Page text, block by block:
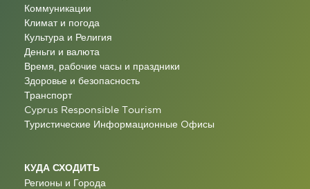
Коммуникации
Климат и погода
Культура и Религия
Деньги и валюта
Время, рабочие часы и праздники
Здоровье и безопасность
Транспорт
Cyprus Responsible Tourism
Туристические Информационные Oфисы
КУДА СХОДИТЬ
Регионы и Города